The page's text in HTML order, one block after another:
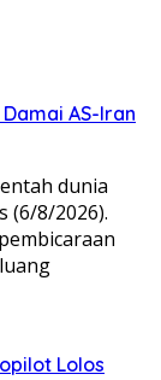
AS-Iran
dunia
(6/8/2026).
Lolos